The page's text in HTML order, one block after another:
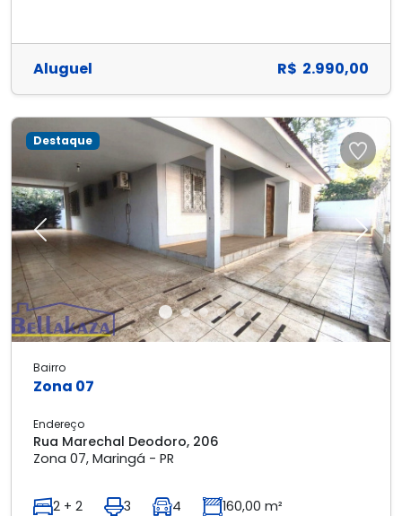
Aluguel R$ 2.990,00
Previous Next
Destaque
Bairro
Zona 07
Endereço
Rua Marechal Deodoro, 206
Zona 07, Maringá - PR
2 + 2 3 4 160,00 m²